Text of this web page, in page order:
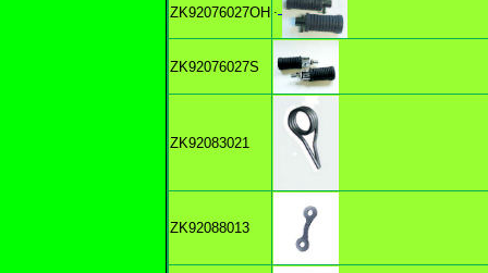
ZK92076027OH
ZK92076027S
ZK92083021
ZK92088013